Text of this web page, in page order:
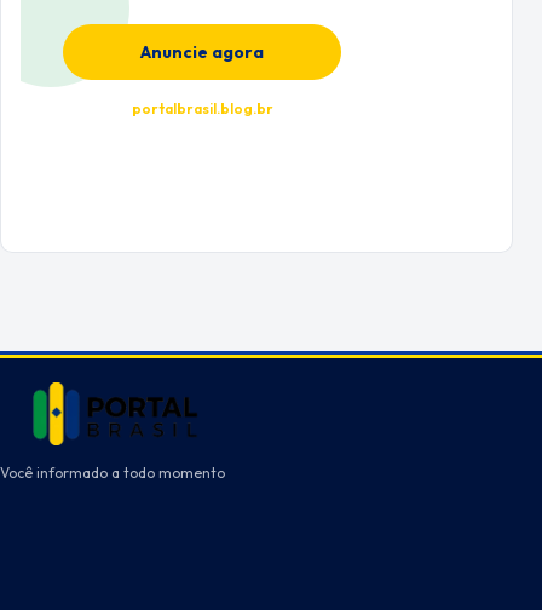
Anuncie agora
portalbrasil.blog.br
Você informado a todo momento